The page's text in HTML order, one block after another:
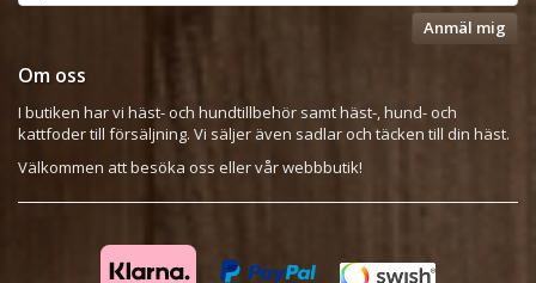
Anmäl mig
Om oss
I butiken har vi häst- och hundtillbehör samt häst-, hund- och
kattfoder till försäljning. Vi säljer även sadlar och täcken till din häst.
Välkommen att besöka oss eller vår webbbutik!